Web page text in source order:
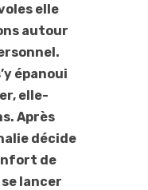
elle
autour
épanoui
elle-
Après
décide
de
lancer